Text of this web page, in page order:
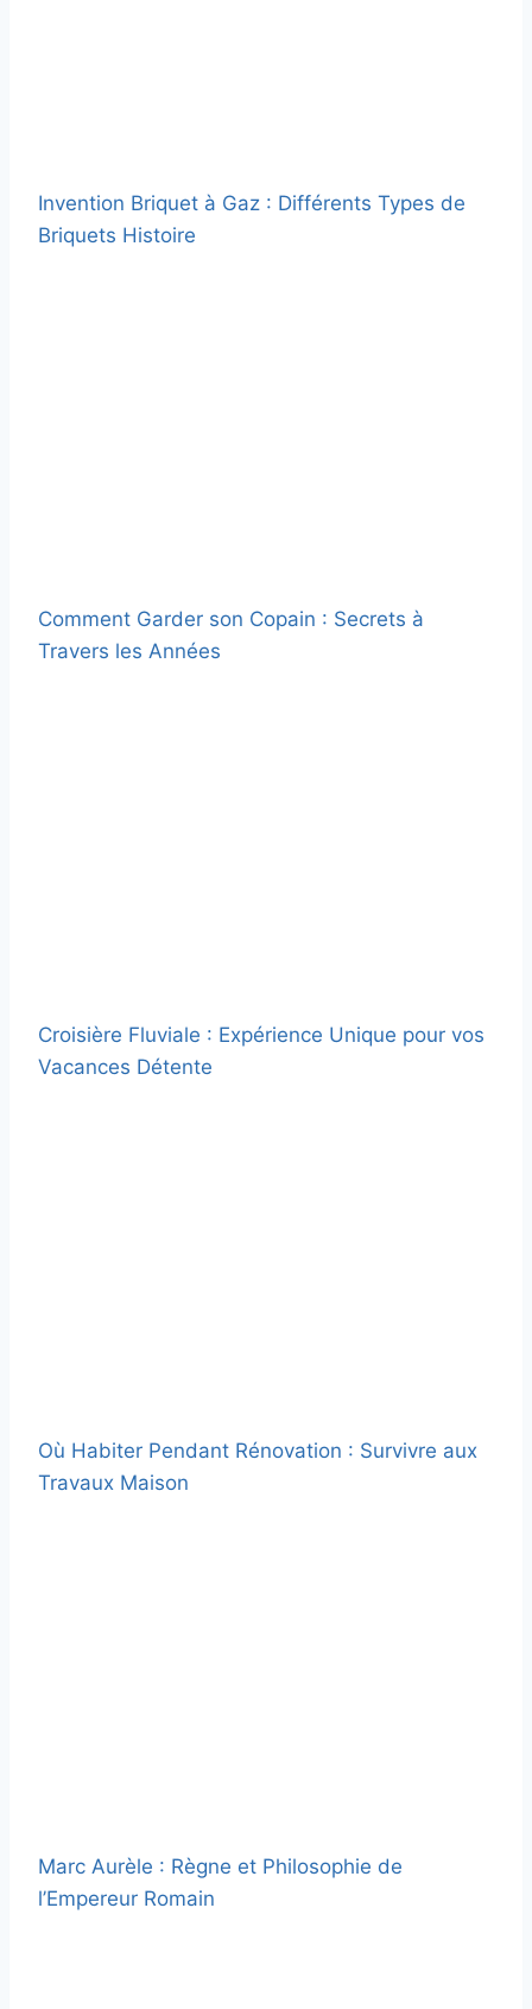
Invention Briquet à Gaz : Différents Types de
Briquets Histoire
Comment Garder son Copain : Secrets à
Travers les Années
Croisière Fluviale : Expérience Unique pour vos
Vacances Détente
Où Habiter Pendant Rénovation : Survivre aux
Travaux Maison
Marc Aurèle : Règne et Philosophie de
l’Empereur Romain